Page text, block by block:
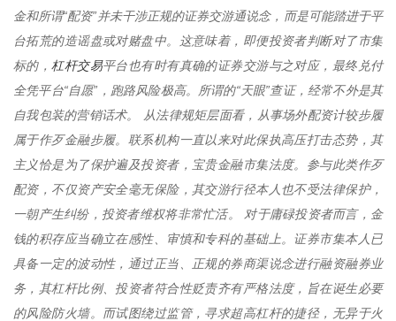
金和所谓“配资”并未干涉正规的证券交游通说念，而是可能踏进于平
台拓荒的造谣盘或对赌盘中。这意味着，即便投资者判断对了市集
标的，杠杆交易平台也有时有真确的证券交游与之对应，最终兑付
全凭平台“自愿”，跑路风险极高。所谓的“天眼”查证，经常不外是其
自我包装的营销话术。 从法律规矩层面看，从事场外配资计较步履
属于作歹金融步履。联系机构一直以来对此保执高压打击态势，其
主义恰是为了保护遍及投资者，宝贵金融市集法度。参与此类作歹
配资，不仅资产安全毫无保险，其交游行径本人也不受法律保护，
一朝产生纠纷，投资者维权将非常忙活。 对于庸碌投资者而言，金
钱的积存应当确立在感性、审慎和专科的基础上。证券市集本人已
具备一定的波动性，通过正当、正规的券商渠说念进行融资融券业
务，其杠杆比例、投资者符合性贬责齐有严格法度，旨在诞生必要
的风险防火墙。而试图绕过监管，寻求超高杠杆的捷径，无异于火